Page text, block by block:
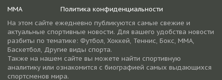
ММА
Политика конфиденциальности
На этом сайте ежедневно публикуются самые свежие и
актуальные спортивные новости. Для вашего удобства новости
разбиты по тематике: Футбол, Хоккей, Теннис, Бокс, ММА,
Баскетбол, Другие виды спорта.
Также на нашем сайте вы можете найти спортивную
аналитику или ознакомится с биографией самых выдающихся
спортсменов мира.